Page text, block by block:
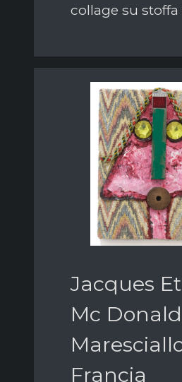
collage su stoffa
Jacques
Mc
Francia